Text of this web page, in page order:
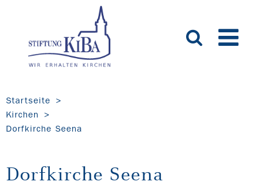
Startseite
Kirchen
Dorfkirche Seena
Dorfkirche Seena